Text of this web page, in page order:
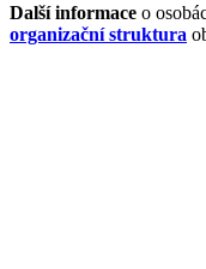
Další informace o
organizační struktura